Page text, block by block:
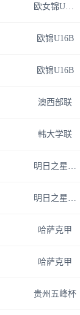
欧女锦U18A级
欧锦U16B
欧锦U16B
澳西部联
韩大学联
明日之星冠军杯
明日之星冠军杯
哈萨克甲
哈萨克甲
贵州五峰杯